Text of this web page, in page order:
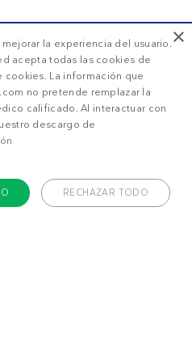
DD+
GRATIS!
×
la experiencia del usuario.
acepta todas las cookies de
cookies. La información que
no pretende remplazar la
calificado. Al interactuar con
descargo de
RECHAZAR TODO